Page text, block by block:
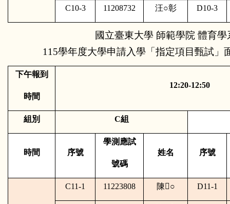
C10-3 11208732 汪○彰 D10-3
國立臺東大學 師範學院 體育學
115學年度大學申請入學「指定項目甄試」
下午報到
時間
12:20-12:50
組別 C組
時間 序號
學測應試
號碼
姓名 序號
C11-1 11223808 陳○ D11-1